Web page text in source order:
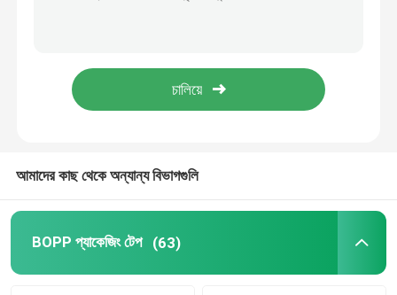
বাড়ি
পণ্য
আমাদের কাছ থেকে অন্যান্য বিভাগগুলি
BOPP প্যাকেজিং টেপ (63)